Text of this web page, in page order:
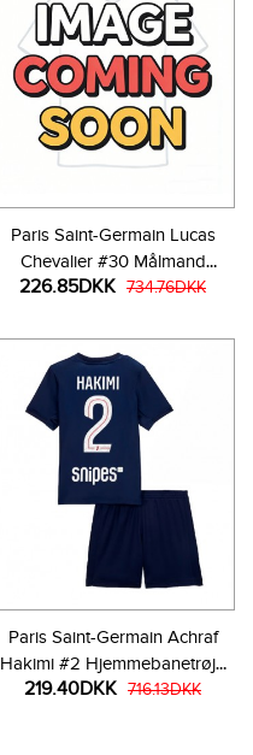
Paris Saint-Germain Lucas
Chevalier #30 Målmand
Udebanetrøje Børn 2025-26
226.85DKK 734.76DKK
Paris Saint-Germain Achraf
Hakimi #2 Hjemmebanetrøje
Børn 2025-26 Kortærmet (+
219.40DKK 716.13DKK